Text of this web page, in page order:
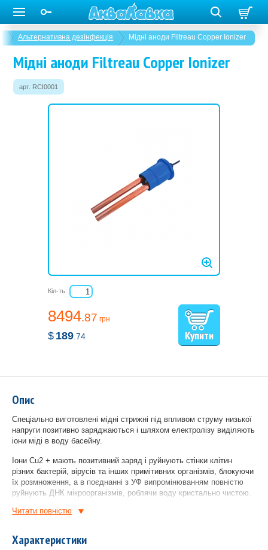
Альтернативна дезінфекція Мідні аноди Filtreau Copper Ionizer
Мідні аноди Filtreau Copper Ionizer
арт. RCI0001
8494.87 грн
$ 189 .74
Кіл-ть:
Опис
Спеціально виготовлені мідні стрижні під впливом струму низької
напруги позитивно заряджаються і шляхом електролізу виділяють
іони міді в воду басейну.
Іони Cu2 + мають позитивний заряд і руйнують стінки клітин
різних бактерій, вірусів та інших примітивних організмів, блокуючи
їх розмноження, а в поєднанні з УФ випромінюванням повністю
руйнують ДНК мікроорганізмів, роблячи воду кристально чистою.
Про необхідність заміни мідних анодів в установці Filtreau UV-C
стрижнів, так і на результати тестування води на рівень вмісту
міді за допомогою тестера
Читати повнiстю
Характеристики